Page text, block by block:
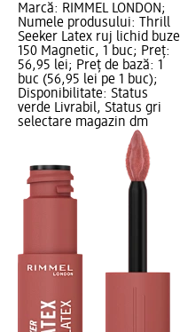
Marcă: RIMMEL LONDON;
Numele produsului: Thrill
Seeker Latex ruj lichid buze
150 Magnetic, 1 buc; Preț:
56,95 lei; Preț de bază: 1
buc (56,95 lei pe 1 buc);
Disponibilitate: Status
verde Livrabil, Status gri
selectare magazin dm